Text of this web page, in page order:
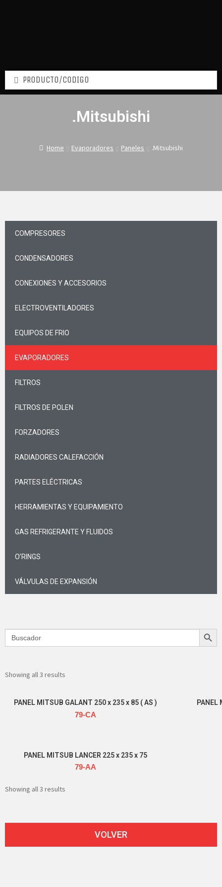
.Mitsubishi
Home Evaporadores Paneles .Mitsubishi
COMPRESORES
CONDENSADORES
CONEXIONES Y ACCESORIOS
ELECTROVENTILADORES
EQUIPOS DE FRIO
EVAPORADORES
FILTROS
FILTROS DE POLEN
FORZADORES
RADIADORES CALEFACCIÓN
PARTES ELÉCTRICAS
HERRAMIENTAS Y EQUIPAMIENTO
GAS REFRIGERANTE Y FLUIDOS
O’RINGS
VÁLVULAS DE EXPANSIÓN
Search
for:
Search
Showing all 3 results
PANEL MITSUB GALANT 250 x 235 x 85 ( AS )
79-CA
PANEL
PANEL MITSUB LANCER 225 x 235 x 75
79-AA
Showing all 3 results
VOLVER